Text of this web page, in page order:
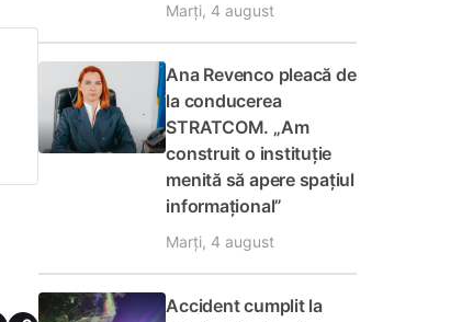
Marți, 4 august
Ana Revenco pleacă de
la conducerea
STRATCOM. „Am
construit o instituție
menită să apere spațiul
informațional”
Marți, 4 august
Accident cumplit la